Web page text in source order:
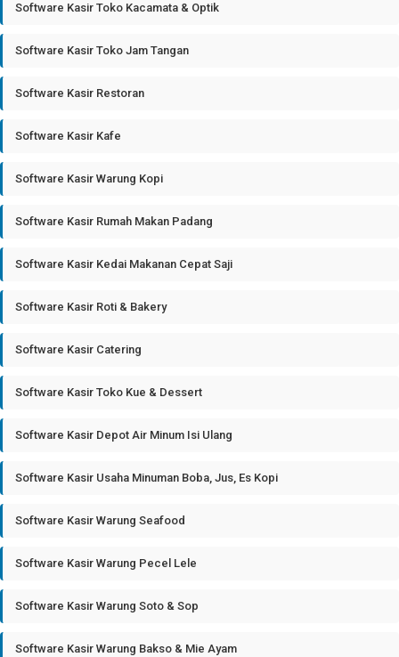
Software Kasir Toko Kacamata & Optik
Software Kasir Toko Jam Tangan
Software Kasir Restoran
Software Kasir Kafe
Software Kasir Warung Kopi
Software Kasir Rumah Makan Padang
Software Kasir Kedai Makanan Cepat Saji
Software Kasir Roti & Bakery
Software Kasir Catering
Software Kasir Toko Kue & Dessert
Software Kasir Depot Air Minum Isi Ulang
Software Kasir Usaha Minuman Boba, Jus, Es Kopi
Software Kasir Warung Seafood
Software Kasir Warung Pecel Lele
Software Kasir Warung Soto & Sop
Software Kasir Warung Bakso & Mie Ayam